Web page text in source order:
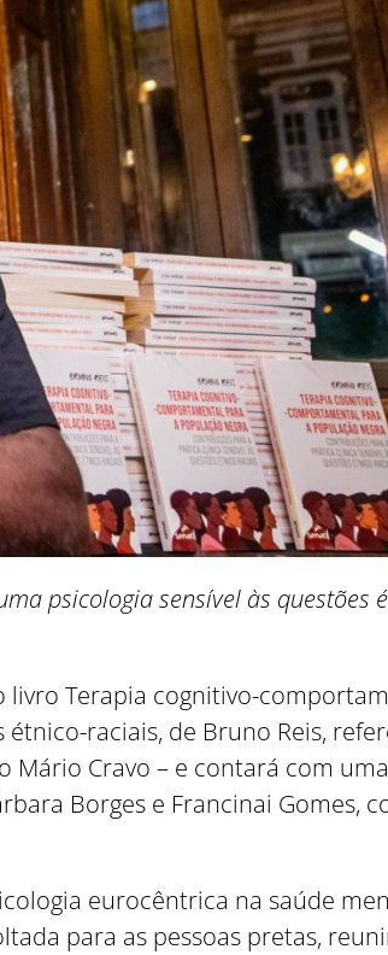
psicologia sensível às questões
livro Terapia cognitivo-
raciais, de Bruno Reis,
Mário Cravo – e contará com
Borges e Francinai Gomes,
eurocêntrica na saúde
para as pessoas pretas,